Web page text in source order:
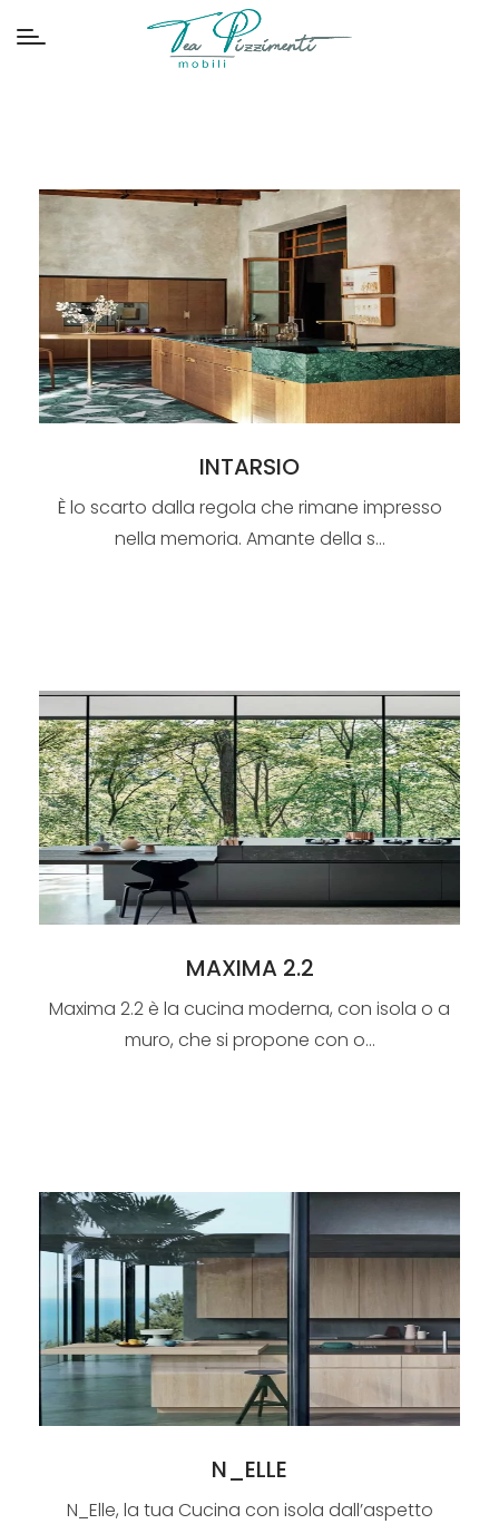
INTARSIO
È lo scarto dalla regola che rimane impresso
nella memoria. Amante della s...
MAXIMA 2.2
Maxima 2.2 è la cucina moderna, con isola o a
muro, che si propone con o...
N_ELLE
N_Elle, la tua Cucina con isola dall’aspetto